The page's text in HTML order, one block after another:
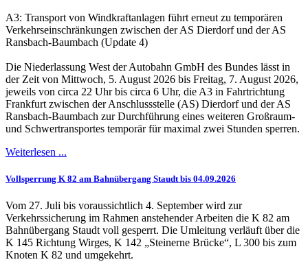
A3: Transport von Windkraftanlagen führt erneut zu temporären
Verkehrseinschränkungen zwischen der AS Dierdorf und der AS
Ransbach-Baumbach (Update 4)
Die Niederlassung West der Autobahn GmbH des Bundes lässt in
der Zeit von Mittwoch, 5. August 2026 bis Freitag, 7. August 2026,
jeweils von circa 22 Uhr bis circa 6 Uhr, die A3 in Fahrtrichtung
Frankfurt zwischen der Anschlussstelle (AS) Dierdorf und der AS
Ransbach-Baumbach zur Durchführung eines weiteren Großraum-
und Schwertransportes temporär für maximal zwei Stunden sperren.
Weiterlesen ...
Vollsperrung K 82 am Bahnübergang Staudt bis 04.09.2026
Vom 27. Juli bis voraussichtlich 4. September wird zur
Verkehrssicherung im Rahmen anstehender Arbeiten die K 82 am
Bahnübergang Staudt voll gesperrt. Die Umleitung verläuft über die
K 145 Richtung Wirges, K 142 „Steinerne Brücke“, L 300 bis zum
Knoten K 82 und umgekehrt.